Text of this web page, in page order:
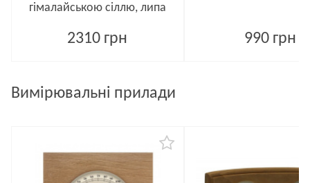
гімалайською сіллю, липа
2310 грн 990 грн
Вимірювальні прилади